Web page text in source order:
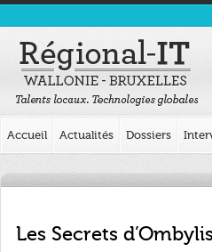
Accueil Actualités Dossiers
Les Secrets